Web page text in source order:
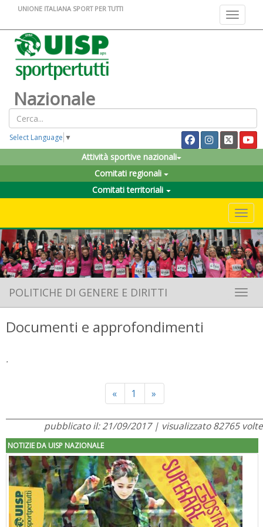
Toggle
UNIONE ITALIANA SPORT PER TUTTI
Nazionale
Select Language ▼
Attività sportive nazionali
Comitati regionali
Comitati territoriali
POLITICHE DI GENERE E DIRITTI
Documenti e approfondimenti
.
«Previous
1 »
pubblicato il: 21/09/2017 | visualizzato 82765 volte
NOTIZIE DA UISP NAZIONALE